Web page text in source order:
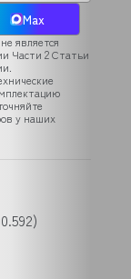
Max
является
Части 2 Статьи
у наших